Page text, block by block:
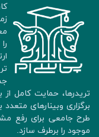
تریدرها، حمایت کامل
برگزاری وبینارهای
طرح جامعی برای رفع
موجود را برطرف سازد.